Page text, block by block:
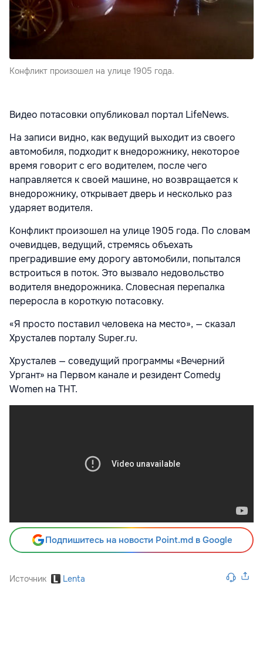
Конфликт произошел на улице 1905 года.
Видео потасовки опубликовал портал LifeNews.
На записи видно, как ведущий выходит из своего
автомобиля, подходит к внедорожнику, некоторое
время говорит с его водителем, после чего
направляется к своей машине, но возвращается к
внедорожнику, открывает дверь и несколько раз
ударяет водителя.
Конфликт произошел на улице 1905 года. По словам
очевидцев, ведущий, стремясь объехать
преградившие ему дорогу автомобили, попытался
встроиться в поток. Это вызвало недовольство
водителя внедорожника. Словесная перепалка
переросла в короткую потасовку.
«Я просто поставил человека на место», — сказал
Хрусталев порталу Super.ru.
Хрусталев — соведущий программы «Вечерний
Ургант» на Первом канале и резидент Comedy
Women на ТНТ.
Подпишитесь на новости Point.md в Google
Источник Lenta